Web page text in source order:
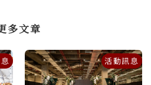
多文章
活動訊息